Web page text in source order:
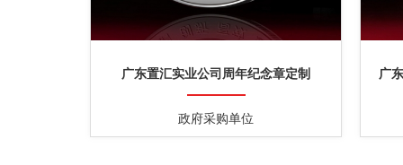
广东置汇实业公司周年纪念章定制
政府采购单位
广